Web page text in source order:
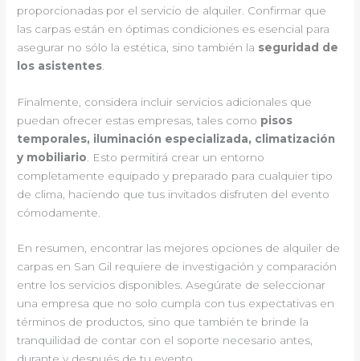
proporcionadas por el servicio de alquiler. Confirmar que
las carpas están en óptimas condiciones es esencial para
asegurar no sólo la estética, sino también la seguridad de
los asistentes
Finalmente, considera incluir servicios adicionales que
puedan ofrecer estas empresas, tales como pisos
temporales, iluminación especializada, climatización
y mobiliario . Esto permitirá crear un entorno
completamente equipado y preparado para cualquier tipo
de clima, haciendo que tus invitados disfruten del evento
cómodamente.
En resumen, encontrar las mejores opciones de alquiler de
carpas en San Gil requiere de investigación y comparación
entre los servicios disponibles. Asegúrate de seleccionar
una empresa que no solo cumpla con tus expectativas en
términos de productos, sino que también te brinde la
tranquilidad de contar con el soporte necesario antes,